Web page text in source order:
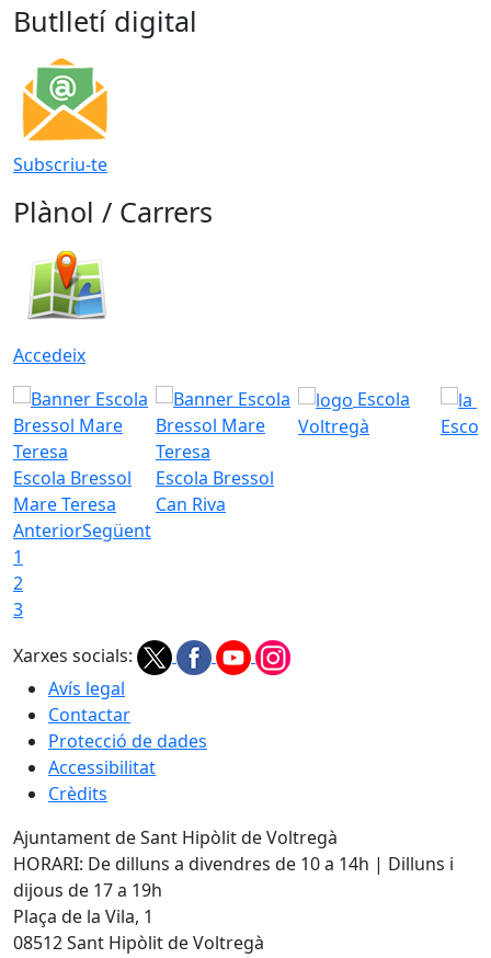
Butlletí digital
Subscriu-te
Plànol / Carrers
Accedeix
Escola Bressol
Mare Teresa
Escola Bressol
Can Riva
Escola
Voltregà
AnteriorSegüent
1
2
3
Xarxes socials:
Avís legal
Contactar
Protecció de dades
Accessibilitat
Crèdits
Ajuntament de Sant Hipòlit de Voltregà
HORARI: De dilluns a divendres de 10 a 14h | Dilluns i
dijous de 17 a 19h
Plaça de la Vila, 1
08512 Sant Hipòlit de Voltregà